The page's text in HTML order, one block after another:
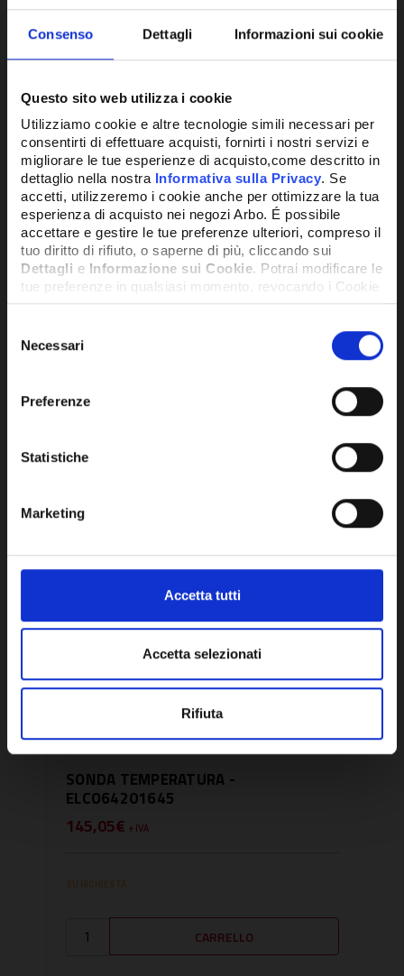
Consenso Dettagli Informazioni sui cookie
Questo sito web utilizza i cookie
Utilizziamo cookie e altre tecnologie simili necessari per
consentirti di effettuare acquisti, fornirti i nostri servizi e
migliorare le tue esperienze di acquisto,come descritto in
dettaglio nella nostra Informativa sulla Privacy. Se
accetti, utilizzeremo i cookie anche per ottimizzare la tua
esperienza di acquisto nei negozi Arbo. É possibile
accettare e gestire le tue preferenze ulteriori, compreso il
tuo diritto di rifiuto, o saperne di più, cliccando sui
Dettagli e Informazione sui Cookie. Potrai modificare le
tue preferenze in qualsiasi momento, revocando i Cookie
precedentemente autorizzati, direttamente dalle
delNecessari
Preferenze
Statistiche
Marketing
Accetta tutti
Accetta selezionati
Rifiuta
SONDA DI TEMPERATURA
21,79€+ IVA
Potrebbe anche interessarti
SONDA TEMPERATURA -
ELCO64201645
145,05€ + IVA
SU RICHIESTA